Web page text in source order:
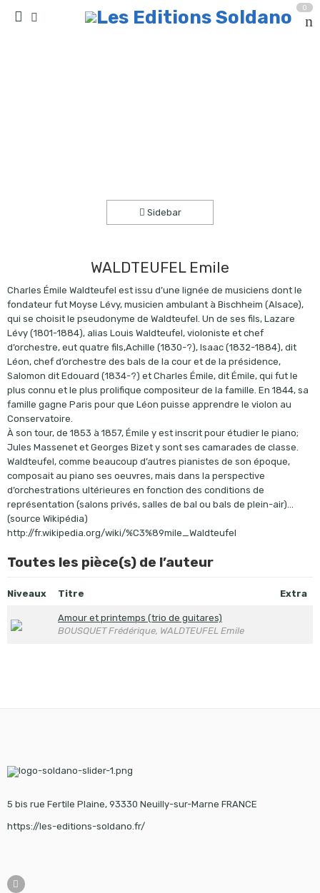
0
Sidebar
WALDTEUFEL Emile
Charles Émile Waldteufel est issu d’une lignée de musiciens dont le
fondateur fut Moyse Lévy, musicien ambulant à Bischheim (Alsace),
qui se choisit le pseudonyme de Waldteufel. Un de ses fils, Lazare
Lévy (1801-1884), alias Louis Waldteufel, violoniste et chef
d’orchestre, eut quatre fils,Achille (1830-?), Isaac (1832-1884), dit
Léon, chef d’orchestre des bals de la cour et de la présidence,
Salomon dit Edouard (1834-?) et Charles Émile, dit Émile, qui fut le
plus connu et le plus prolifique compositeur de la famille. En 1844, sa
famille gagne Paris pour que Léon puisse apprendre le violon au
Conservatoire.
À son tour, de 1853 à 1857, Émile y est inscrit pour étudier le piano;
Jules Massenet et Georges Bizet y sont ses camarades de classe.
Waldteufel, comme beaucoup d’autres pianistes de son époque,
composait au piano ses oeuvres, mais dans la perspective
d’orchestrations ultérieures en fonction des conditions de
représentation (salons privés, salles de bal ou bals de plein-air)…
(source Wikipédia)
http://fr.wikipedia.org/wiki/%C3%89mile_Waldteufel
Toutes les pièce(s) de l’auteur
Niveaux Titre Extra
Amour et printemps (trio de guitares)
BOUSQUET Frédérique, WALDTEUFEL Emile
5 bis rue Fertile Plaine, 93330 Neuilly-sur-Marne FRANCE
https://les-editions-soldano.fr/